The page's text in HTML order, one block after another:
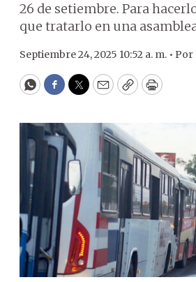
26 de setiembre. Para
que tratarlo en una
Septiembre 24, 2025 10:52 a. m. • Por
WhatsApp
Facebook
Twitter
EmailCopyPrint